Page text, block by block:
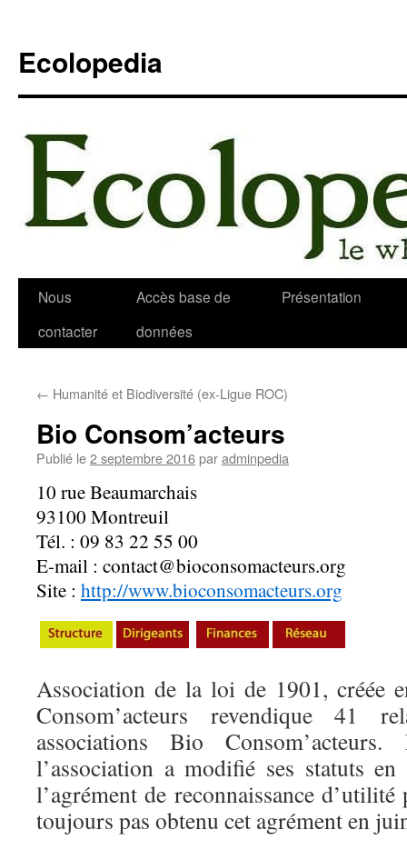
contenu
Ecolopedia
Nous
contacter
Accès base de
données
Présentation
← Humanité et Biodiversité (ex-Ligue ROC)
Bio Consom’acteurs
Publié le2 septembre 2016paradminpedia
10 rue Beaumarchais
93100 Montreuil
Tél. : 09 83 22 55 00
E-mail : contact@bioconsomacteurs.org
Site : http://www.bioconsomacteurs.org
Association de la loi de 1901, créée
Consom’acteurs revendique 41
associations Bio
l’association a modifié ses statuts
l’agrément de reconnaissance
toujours pas obtenu cet agrément en